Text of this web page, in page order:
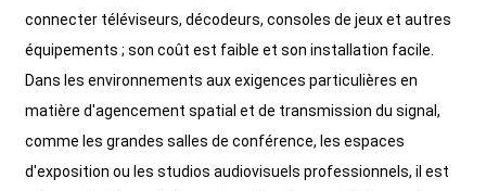
connecter téléviseurs, décodeurs, consoles de jeux et autres
équipements ; son coût est faible et son installation facile.
Dans les environnements aux exigences particulières en
matière d'agencement spatial et de transmission du signal,
comme les grandes salles de conférence, les espaces
d'exposition ou les studios audiovisuels professionnels, il est